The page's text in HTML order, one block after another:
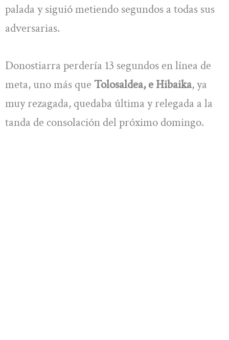
palada y siguió metiendo segundos a todas sus
adversarias.
Donostiarra perdería 13 segundos en línea de
meta, uno más que Tolosaldea, e Hibaika, ya
muy rezagada, quedaba última y relegada a la
tanda de consolación del próximo domingo.